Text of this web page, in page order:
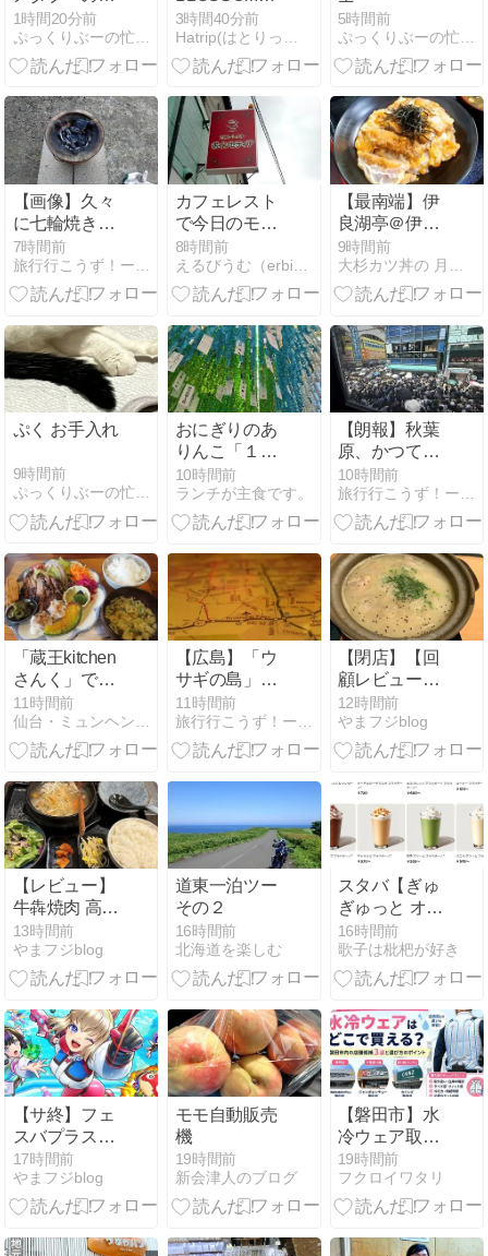
浴剤
1時間20分前
KUMAMOTO】
[熊本県熊本市]
熊本駅の目の
ル！客室・大
浴場・アメニ
ティ・朝食(ブ
ッフェ)・展望
デッキなど
(^o^)
3時間40分前
5時間前
【画像】久々
に七輪焼きや
るでー
7時間前
カフェレスト
で今日のモー
ニング
8時間前
【最南端】伊
良湖亭＠伊良
湖岬で かつ丼
【愛知県】
9時間前
ぷく お手入れ
9時間前
ぷっくりぶーの忙しい毎日
おにぎりのあ
りんこ「１年
に１度の
ARINKO'sDAY！
お得なセット
10時間前
ランチが主食です。
【朗報】秋葉
原、かつての
活気が戻るｗ
ｗｗｗｗｗｗ
ｗ
10時間前
「蔵王kitchen
さんく」で、
メインが選べ
る、さんくラ
ンチプレー
桃のヨーグル
トババロア
11時間前
【広島】「ウ
サギの島」生
態系に異変、
観光客「過剰
な餌やり」で
ギ襲い口でく
わえる姿も 大
久野島
11時間前
【閉店】【回
顧レビュー】
小豆島 大儀 高
田馬場店の
「鶏そうめ
みた【そうめ
ん】【小豆
島】
12時間前
やまフジblog
【レビュー】
牛犇焼肉 高田
馬場の「自家
製もつ煮込み
セット」を食
ンチ】【焼
肉】【ホルモ
ン】
13時間前
やまフジblog
道東一泊ツー
その２
16時間前
北海道を楽しむ
スタバ【ぎゅ
ぎゅっと オレ
ンジ & マンゴ
ー フラペチー
ノ】好き嫌い
16時間前
歌子は枇杷が好き
【サ終】フェ
スバプラスが
サービス終了
を発表、運営
ミスを振り返
ラ】【MIXI】
17時間前
やまフジblog
モモ自動販売
機
19時間前
新会津人のブログ
【磐田市】水
冷ウェア取扱
店3選｜空調
服との違い・
サイズ感・選
ト
19時間前
フクロイワタリ